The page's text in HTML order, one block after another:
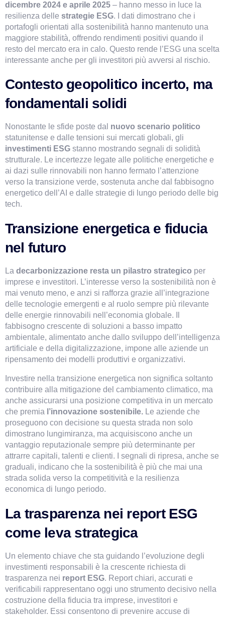
dicembre 2024 e aprile 2025 – hanno messo in luce la
resilienza delle strategie ESG. I dati dimostrano che i
portafogli orientati alla sostenibilità hanno mantenuto una
maggiore stabilità, offrendo rendimenti positivi quando il
resto del mercato era in calo. Questo rende l’ESG una scelta
interessante anche per gli investitori più avversi al rischio.
Contesto geopolitico incerto, ma
fondamentali solidi
Nonostante le sfide poste dal nuovo scenario politico
investimenti ESG stanno mostrando segnali di solidità
strutturale. Le incertezze legate alle politiche energetiche e
ai dazi sulle rinnovabili non hanno fermato l’attenzione
verso la transizione verde, sostenuta anche dal fabbisogno
energetico dell’AI e dalle strategie di lungo periodo delle big
tech.
Transizione energetica e fiducia
nel futuro
La decarbonizzazione resta un pilastro strategico per
imprese e investitori. L’interesse verso la sostenibilità non è
mai venuto meno, e anzi si rafforza grazie all’integrazione
delle tecnologie emergenti e al ruolo sempre più rilevante
delle energie rinnovabili nell’economia globale. Il
fabbisogno crescente di soluzioni a basso impatto
ambientale, alimentato anche dallo sviluppo dell’intelligenza
artificiale e della digitalizzazione, impone alle aziende un
ripensamento dei modelli produttivi e organizzativi.
Investire nella transizione energetica non significa soltanto
contribuire alla mitigazione del cambiamento climatico, ma
anche assicurarsi una posizione competitiva in un mercato
che premia l’innovazione sostenibile. Le aziende che
proseguono con decisione su questa strada non solo
dimostrano lungimiranza, ma acquisiscono anche un
vantaggio reputazionale sempre più determinante per
attrarre capitali, talenti e clienti. I segnali di ripresa, anche se
graduali, indicano che la sostenibilità è più che mai una
strada solida verso la competitività e la resilienza
economica di lungo periodo.
La trasparenza nei report ESG
come leva strategica
Un elemento chiave che sta guidando l’evoluzione degli
investimenti responsabili è la crescente richiesta di
trasparenza nei report ESG. Report chiari, accurati e
verificabili rappresentano oggi uno strumento decisivo nella
costruzione della fiducia tra imprese, investitori e